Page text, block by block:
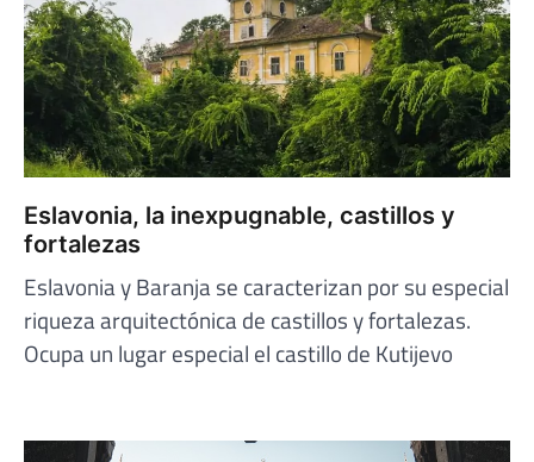
Eslavonia, la inexpugnable, castillos y
fortalezas
Eslavonia y Baranja se caracterizan por su especial
riqueza arquitectónica de castillos y fortalezas.
Ocupa un lugar especial el castillo de Kutijevo